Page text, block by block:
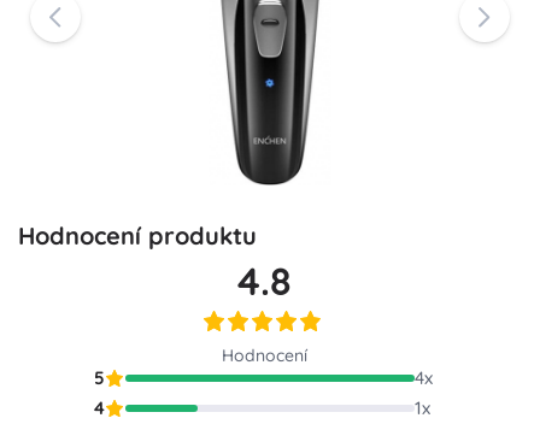
Hodnocení produktu
4.8
Hodnocení
5 4x
4
1x